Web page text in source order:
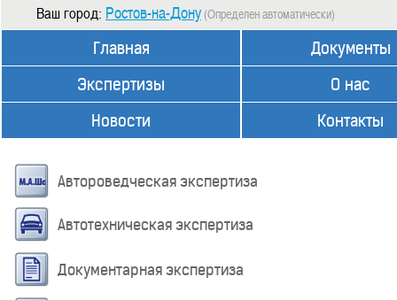
Ваш город: Ростов-на-Дону (Определен автоматически)
Главная
Экспертизы
Новости
Документы
О нас
Контакты
Автороведческая экспертиза
Автотехническая экспертиза
Документарная экспертиза